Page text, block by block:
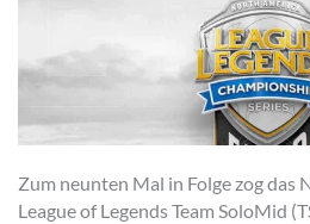
Zum neunten Mal in Folge zog das
League of Legends Team SoloMid